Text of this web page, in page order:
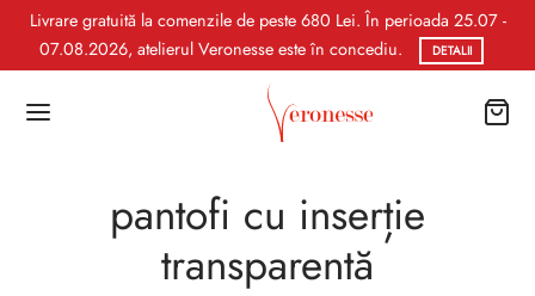
Livrare gratuită la comenzile de peste 680 Lei. În perioada 25.07 -
07.08.2026, atelierul Veronesse este în concediu.
DETALII
pantofi cu inserție
transparentă